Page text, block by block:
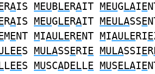
RAIS MEUBLERAIT MEUGLAIE
RAIS MEUGLERAIT MEULASSE
MENT MIAULERENT MIAULERIE
S MULASSERIE MULASSIER
LEES MUSCADELLE MUSELAIE